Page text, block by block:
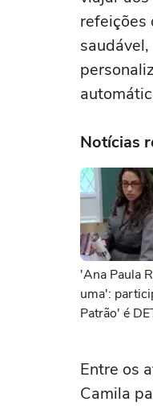
refeições
Notícias
'Ana Paula
uma':
Patrão' é
Entre os
Camila